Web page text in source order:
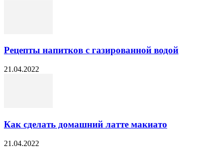
Рецепты напитков с газированной водой
21.04.2022
Как сделать домашний латте макиато
21.04.2022